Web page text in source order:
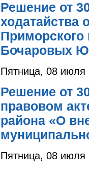
Решение от
ходатайства
Приморского
Бочаровых
Пятница, 08 июля
Решение от
правовом
района «О
Пятница, 08 июля